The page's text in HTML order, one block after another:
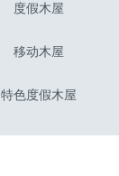
度假木屋
移动木屋
特色度假木屋